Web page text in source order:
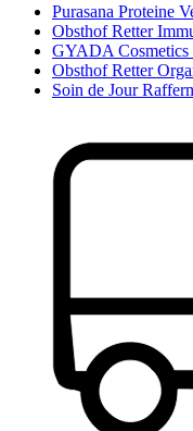
Purasana Proteine
Obsthof Retter
GYADA
Obsthof Retter
Soin de Jour